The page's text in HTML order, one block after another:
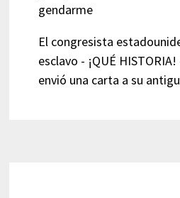
gendarme
El congresista
esclavo - ¡QUÉ HISTORIA!
envió una carta a su